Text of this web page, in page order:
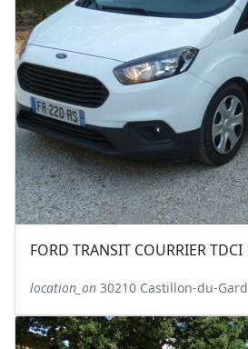
location_on 30210 Castillon-du-Gard